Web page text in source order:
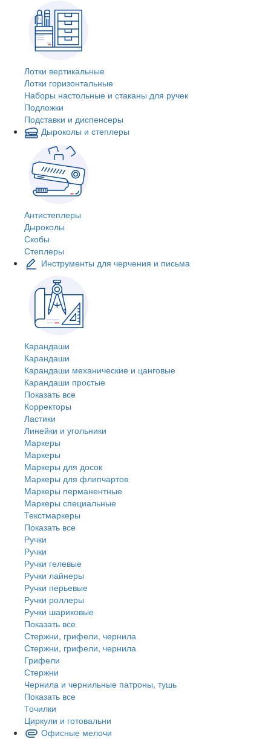
Лотки вертикальные
Лотки горизонтальные
Наборы настольные и стаканы для ручек
Подложки
Подставки и диспенсеры
Дыроколы и степлеры
Антистеплеры
Дыроколы
Скобы
Степлеры
Инструменты для черчения и письма
Карандаши
Карандаши
Карандаши механические и цанговые
Карандаши простые
Показать все
Корректоры
Ластики
Линейки и угольники
Маркеры
Маркеры
Маркеры для досок
Маркеры для флипчартов
Маркеры перманентные
Маркеры специальные
Текстмаркеры
Показать все
Ручки
Ручки
Ручки гелевые
Ручки лайнеры
Ручки перьевые
Ручки роллеры
Ручки шариковые
Показать все
Стержни, грифели, чернила
Стержни, грифели, чернила
Грифели
Стержни
Чернила и чернильные патроны, тушь
Показать все
Точилки
Циркули и готовальни
Офисные мелочи